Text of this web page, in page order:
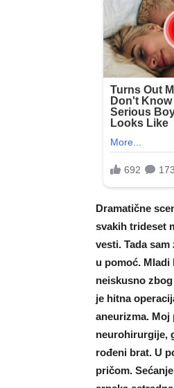
Dramatične
svakih trideset
vesti. Tada
u pomoć. Mladi
neiskusno
je hitna
aneurizma.
neurohirurgije,
rođeni brat. U
pričom.